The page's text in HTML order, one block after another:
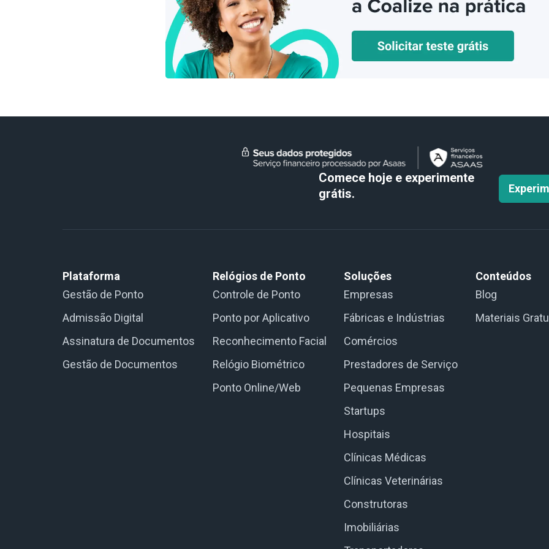
Comece hoje e experimente
grátis.
Plataforma
Gestão de Ponto
Admissão Digital
Assinatura de Documentos
Gestão de Documentos
Relógios de Ponto
Controle de Ponto
Ponto por Aplicativo
Reconhecimento Facial
Relógio Biométrico
Ponto Online/Web
Soluções
Empresas
Fábricas e Indústrias
Comércios
Prestadores de Serviço
Pequenas Empresas
Startups
Hospitais
Clínicas Médicas
Clínicas Veterinárias
Construtoras
Imobiliárias
Conteúdos
Blog
Materiais